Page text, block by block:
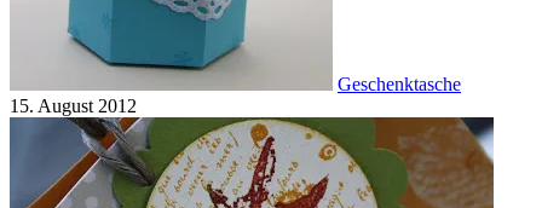
Geschenktasche
15. August 2012